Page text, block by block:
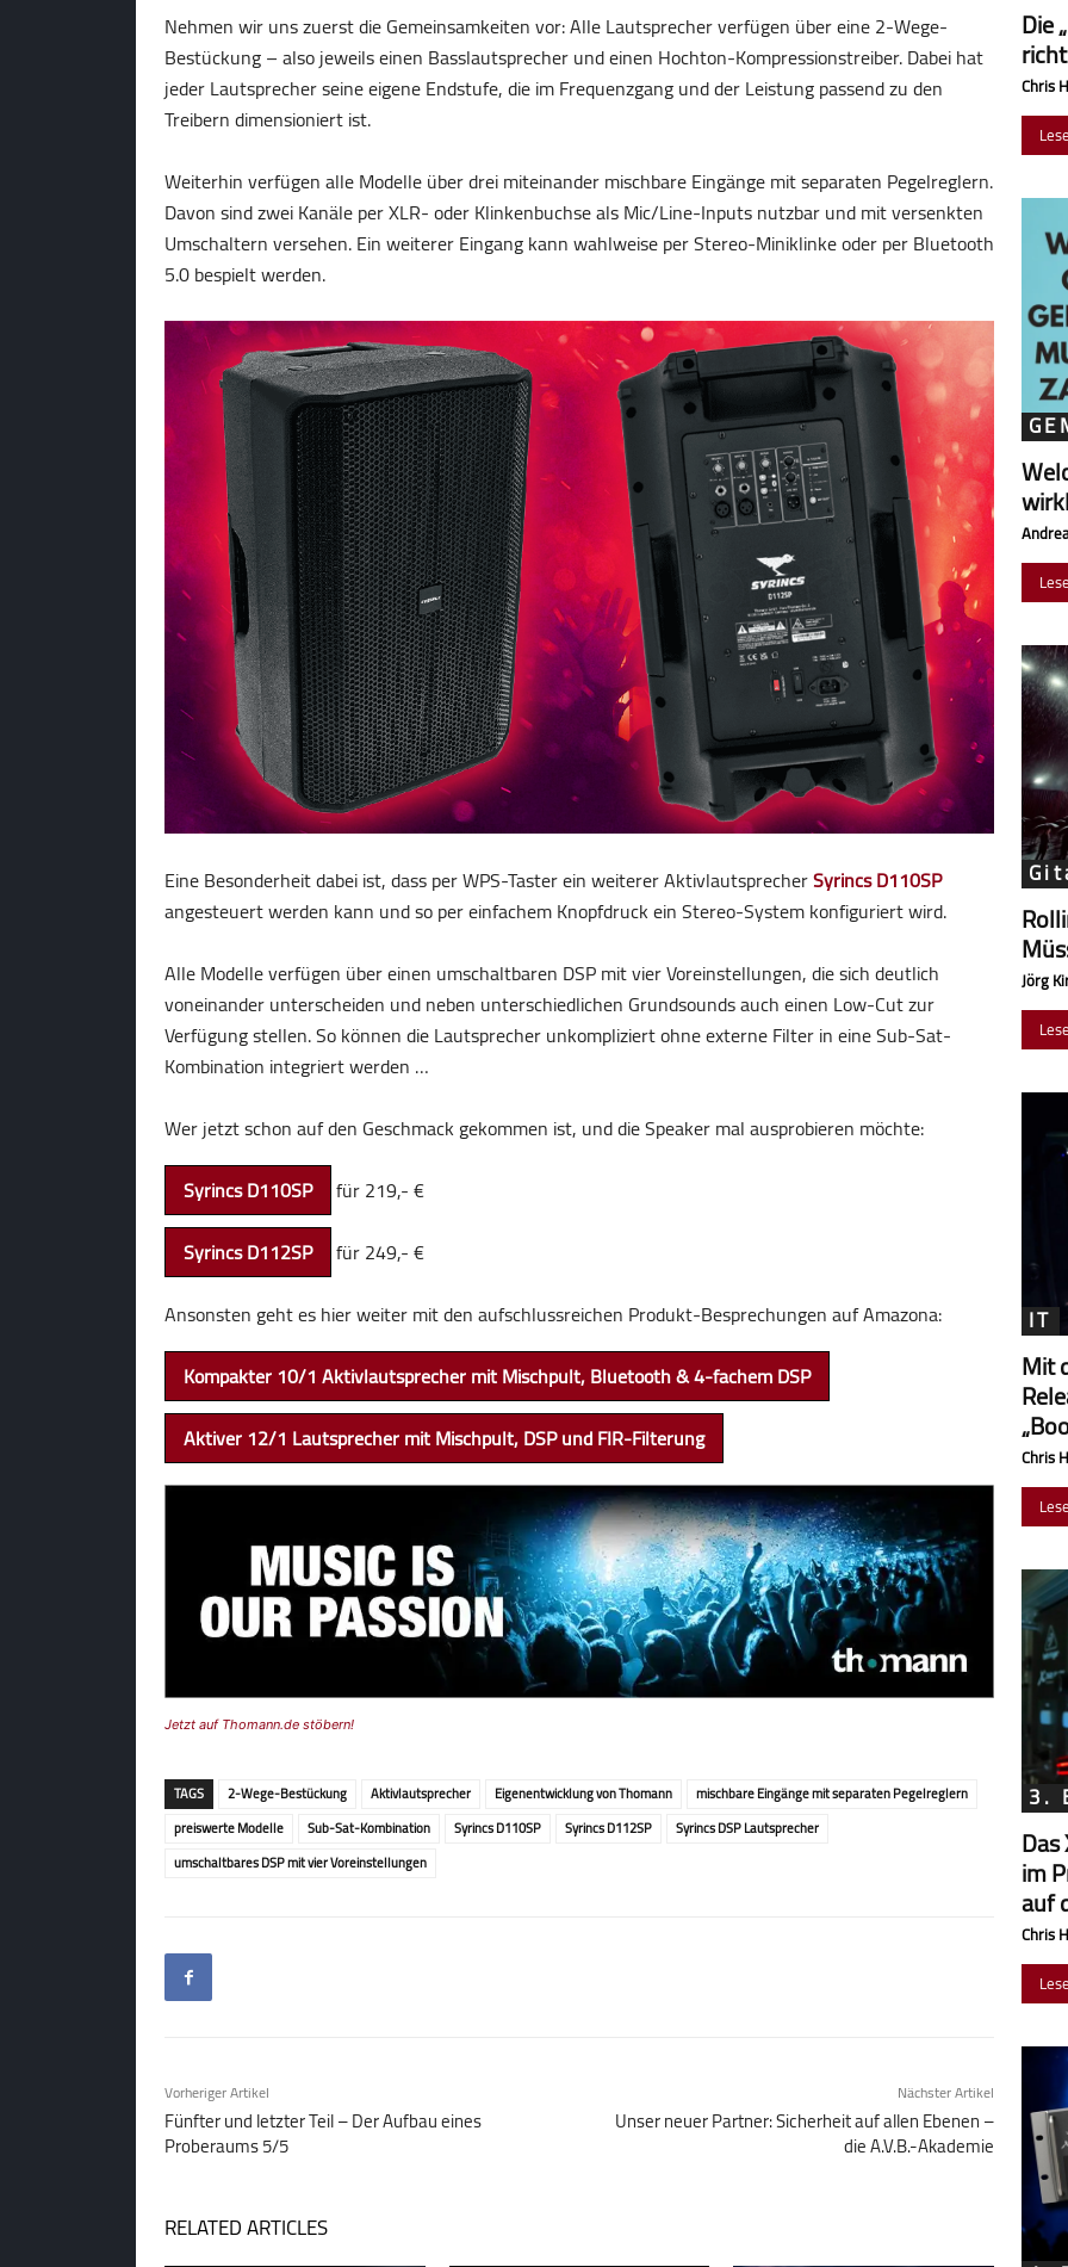
Nehmen wir uns zuerst die Gemeinsamkeiten vor: Alle Lautsprecher verfügen über eine 2-Wege-
Bestückung – also jeweils einen Basslautsprecher und einen Hochton-Kompressionstreiber. Dabei hat
jeder Lautsprecher seine eigene Endstufe, die im Frequenzgang und der Leistung passend zu den
Treibern dimensioniert ist.
Weiterhin verfügen alle Modelle über drei miteinander mischbare Eingänge mit separaten Pegelreglern.
Davon sind zwei Kanäle per XLR- oder Klinkenbuchse als Mic/Line-Inputs nutzbar und mit versenkten
Umschaltern versehen. Ein weiterer Eingang kann wahlweise per Stereo-Miniklinke oder per Bluetooth
5.0 bespielt werden.
Eine Besonderheit dabei ist, dass per WPS-Taster ein weiterer AktivlautsprecherSyrincs D110SP
angesteuert werden kann und so per einfachem Knopfdruck ein Stereo-System konfiguriert wird.
Alle Modelle verfügen über einen umschaltbaren DSP mit vier Voreinstellungen, die sich deutlich
voneinander unterscheiden und neben unterschiedlichen Grundsounds auch einen Low-Cut zur
Verfügung stellen. So können die Lautsprecher unkompliziert ohne externe Filter in eine Sub-Sat-
Kombination integriert werden …
Wer jetzt schon auf den Geschmack gekommen ist, und die Speaker mal ausprobieren möchte:
Syrincs D110SP
für 219,- €
Syrincs D112SP
für 249,- €
Ansonsten geht es hier weiter mit den aufschlussreichen Produkt-Besprechungen auf Amazona:
Kompakter 10/1 Aktivlautsprecher mit Mischpult, Bluetooth & 4-fachem DSP
Aktiver 12/1 Lautsprecher mit Mischpult, DSP und FIR-Filterung
Jetzt auf Thomann.de stöbern!
TAGS 2-Wege-Bestückung Aktivlautsprecher Eigenentwicklung von Thomann
mischbare Eingänge mit separaten Pegelreglern
preiswerte Modelle
Sub-Sat-Kombination Syrincs D110SP Syrincs D112SP
Syrincs DSP Lautsprecher
umschaltbares DSP mit vier Voreinstellungen
Vorheriger Artikel
Fünfter und letzter Teil – Der Aufbau eines
Proberaums 5/5
Nächster Artikel
Unser neuer Partner: Sicherheit auf allen Ebenen –
die A.V.B.-Akademie
RELATED ARTICLES
Die
Chris
Jörg
IT
Mit
Chris
3.
im
auf
Chris